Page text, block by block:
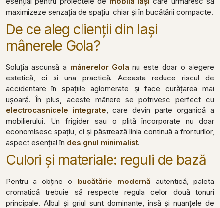
maximizeze senzația de spațiu, chiar și în bucătării compacte.
De ce aleg clienții din Iași
mânerele Gola?
Soluția ascunsă a mânerelor Gola nu este doar o alegere
estetică, ci și una practică. Aceasta reduce riscul de
accidentare în spațiile aglomerate și face curățarea mai
ușoară. În plus, aceste mânere se potrivesc perfect cu
electrocasnicele integrate , care devin parte organică a
mobilierului. Un frigider sau o plită încorporate nu doar
economisesc spațiu, ci și păstrează linia continuă a fronturilor,
aspect esențial în designul minimalist.
Culori și materiale: reguli de bază
Pentru a obține o bucătărie modernă autentică, paleta
cromatică trebuie să respecte regula celor două tonuri
principale. Albul și griul sunt dominante, însă și nuanțele de